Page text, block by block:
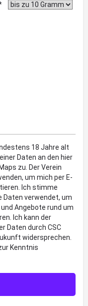
18 Jahre alt
Daten an den hier
zu. Der Verein
um mich per E-
Ich stimme
Daten verwendet, um
Angebote rund um
Ich kann der
Daten durch CSC
widersprechen.
Kenntnis